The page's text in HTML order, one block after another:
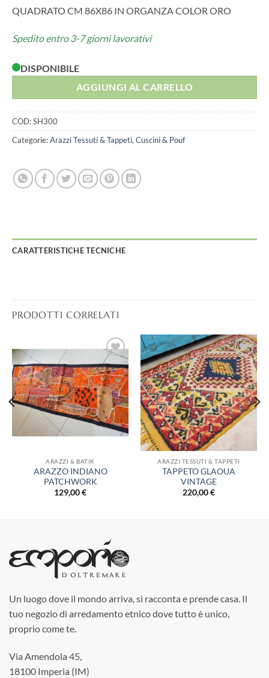
QUADRATO CM 86X86 IN ORGANZA COLOR ORO
Spedito entro 3-7 giorni lavorativi
DISPONIBILE
AGGIUNGI AL CARRELLO
COD:SH300
Categorie:Arazzi Tessuti & Tappeti, Cuscini & Pouf
CARATTERISTICHE TECNICHE
PRODOTTI CORRELATI
Aggiungi
alla lista
dei
desideri
ARAZZI & BATIK
ARAZZO INDIANO
PATCHWORK
129,00€
Aggiungi
alla lista
dei
desideri
ARAZZI TESSUTI & TAPPETI
TAPPETO GLAOUA
VINTAGE
220,00€
Un luogo dove il mondo arriva, si racconta e prende casa. Il
tuo negozio di arredamento etnico dove tutto è unico,
proprio come te.
Via Amendola 45,
18100 Imperia (IM)